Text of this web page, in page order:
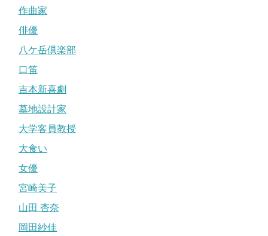
作曲家
俳優
八ケ岳倶楽部
口笛
吉本新喜劇
墓地設計家
大学客員教授
大食い
女優
宮崎美子
山田 杏奈
岡田紗佳